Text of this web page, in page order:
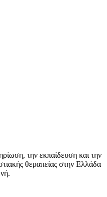
την εκπαίδευση και την
θεραπείας στην Ελλάδα